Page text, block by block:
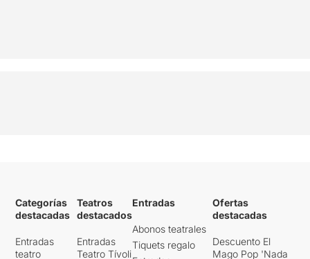
Categorías
destacadas
Entradas
teatro
Teatros
destacados
Entradas
Teatro Tívoli
Entradas
Abonos teatrales
Tiquets regalo
Ofertas
destacadas
Descuento El
Mago Pop 'Nada